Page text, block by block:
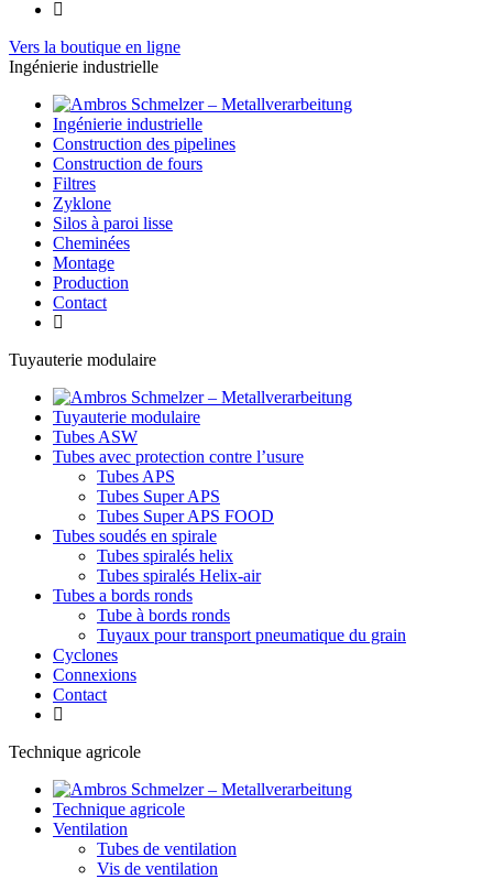
Vers la boutique en ligne
Ingénierie industrielle
Ingénierie industrielle
Construction des pipelines
Construction de fours
Filtres
Zyklone
Silos à paroi lisse
Cheminées
Montage
Production
Contact
Tuyauterie modulaire
Tuyauterie modulaire
Tubes ASW
Tubes avec protection contre l’usure
Tubes APS
Tubes Super APS
Tubes Super APS FOOD
Tubes soudés en spirale
Tubes spiralés helix
Tubes spiralés Helix-air
Tubes a bords ronds
Tube à bords ronds
Tuyaux pour transport pneumatique du grain
Cyclones
Connexions
Contact
Technique agricole
Technique agricole
Ventilation
Tubes de ventilation
Vis de ventilation